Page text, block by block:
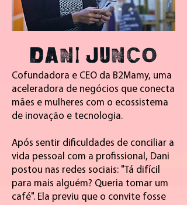
DANI JUNCO
Cofundadora e CEO da B2Mamy, uma
aceleradora de negócios que conecta
mães e mulheres com o ecossistema
de inovação e tecnologia.
Após sentir dificuldades de conciliar a
vida pessoal com a profissional, Dani
postou nas redes sociais: "Tá difícil
para mais alguém? Queria tomar um
café". Ela previu que o convite fosse